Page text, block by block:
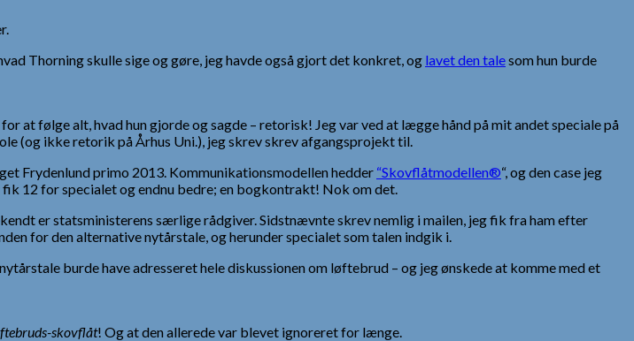
Thorning skulle sige og gøre, jeg havde også gjort det konkret, og lavet den talesom hun burde
at følge alt, hvad hun gjorde og sagde – retorisk! Jeg var ved at lægge hånd på mit andet speciale på
(og ikke retorik på Århus Uni.), jeg skrev skrev afgangsprojekt til.
Frydenlund primo 2013. Kommunikationsmodellen hedder “Skovflåtmodellen®“, og den case jeg
fik 12 for specialet og endnu bedre; en bogkontrakt! Nok om det.
er statsministerens særlige rådgiver. Sidstnævnte skrev nemlig i mailen, jeg fik fra ham efter
for den alternative nytårstale, og herunder specialet som talen indgik i.
burde have adresseret hele diskussionen om løftebrud – og jeg ønskede at komme med et
skovflåt! Og at den allerede var blevet ignoreret for længe.